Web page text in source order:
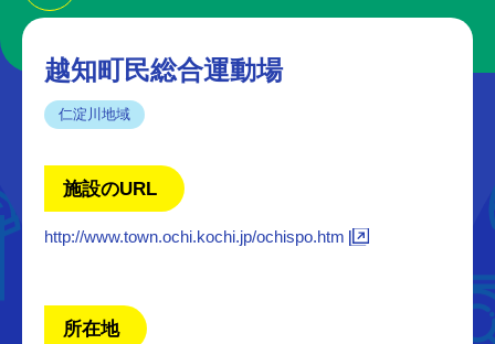
越知町民総合運動場
仁淀川地域
施設のURL
http://www.town.ochi.kochi.jp/ochispo.htm
所在地